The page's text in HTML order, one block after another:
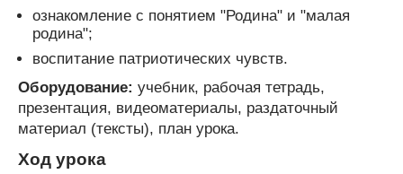
ознакомление с понятием "Родина" и "малая
родина";
воспитание патриотических чувств.
Оборудование: учебник, рабочая тетрадь,
презентация, видеоматериалы, раздаточный
материал (тексты), план урока.
Ход урока